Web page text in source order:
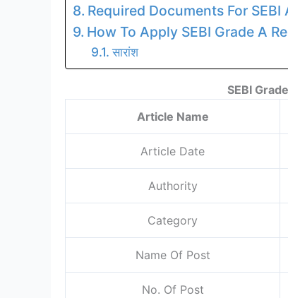
Required Documents For
How To Apply SEBI Grade A
सारांश
SEBI
Article Name
Article Date
Authority
Category
Name Of Post
No. Of Post